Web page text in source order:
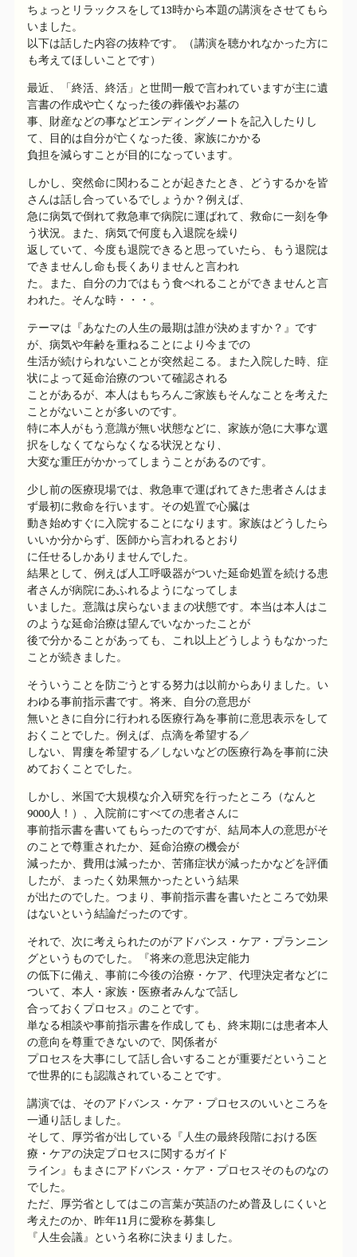
ちょっとリラックスをして13時から本題の講演をさせてもら
いました。
以下は話した内容の抜粋です。（講演を聴かれなかった方に
も考えてほしいことです）
最近、「終活、終活」と世間一般で言われていますが主に遺
言書の作成や亡くなった後の葬儀やお墓の
事、財産などの事などエンディングノートを記入したりし
て、目的は自分が亡くなった後、家族にかかる
負担を減らすことが目的になっています。
しかし、突然命に関わることが起きたとき、どうするかを皆
さんは話し合っているでしょうか？例えば、
急に病気で倒れて救急車で病院に運ばれて、救命に一刻を争
う状況。また、病気で何度も入退院を繰り
返していて、今度も退院できると思っていたら、もう退院は
できませんし命も長くありませんと言われ
た。また、自分の力ではもう食べれることができませんと言
われた。そんな時・・・。
テーマは『あなたの人生の最期は誰が決めますか？』です
が、病気や年齢を重ねることにより今までの
生活が続けられないことが突然起こる。また入院した時、症
状によって延命治療のついて確認される
ことがあるが、本人はもちろんご家族もそんなことを考えた
ことがないことが多いのです。
特に本人がもう意識が無い状態などに、家族が急に大事な選
択をしなくてならなくなる状況となり、
大変な重圧がかかってしまうことがあるのです。
少し前の医療現場では、救急車で運ばれてきた患者さんはま
ず最初に救命を行います。その処置で心臓は
動き始めすぐに入院することになります。家族はどうしたら
いいか分からず、医師から言われるとおり
に任せるしかありませんでした。
結果として、例えば人工呼吸器がついた延命処置を続ける患
者さんが病院にあふれるようになってしま
いました。意識は戻らないままの状態です。本当は本人はこ
のような延命治療は望んでいなかったことが
後で分かることがあっても、これ以上どうしようもなかった
ことが続きました。
そういうことを防ごうとする努力は以前からありました。い
わゆる事前指示書です。将来、自分の意思が
無いときに自分に行われる医療行為を事前に意思表示をして
おくことでした。例えば、点滴を希望する／
しない、胃瘻を希望する／しないなどの医療行為を事前に決
めておくことでした。
しかし、米国で大規模な介入研究を行ったところ（なんと
9000人！）、入院前にすべての患者さんに
事前指示書を書いてもらったのですが、結局本人の意思がそ
のことで尊重されたか、延命治療の機会が
減ったか、費用は減ったか、苦痛症状が減ったかなどを評価
したが、まったく効果無かったという結果
が出たのでした。つまり、事前指示書を書いたところで効果
はないという結論だったのです。
それで、次に考えられたのがアドバンス・ケア・プランニン
グというものでした。『将来の意思決定能力
の低下に備え、事前に今後の治療・ケア、代理決定者などに
ついて、本人・家族・医療者みんなで話し
合っておくプロセス』のことです。
単なる相談や事前指示書を作成しても、終末期には患者本人
の意向を尊重できないので、関係者が
プロセスを大事にして話し合いすることが重要だということ
で世界的にも認識されていることです。
講演では、そのアドバンス・ケア・プロセスのいいところを
一通り話しました。
そして、厚労省が出している『人生の最終段階における医
療・ケアの決定プロセスに関するガイド
ライン』もまさにアドバンス・ケア・プロセスそのものなの
でした。
ただ、厚労省としてはこの言葉が英語のため普及しにくいと
考えたのか、昨年11月に愛称を募集し
『人生会議』という名称に決まりました。